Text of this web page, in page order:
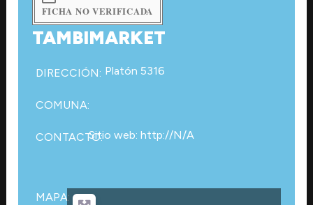
FICHA NO VERIFICADA
TAMBIMARKET
DIRECCIÓN: Platón 5316
COMUNA:
CONTACTO:Sitio web: http://N/A
MAPA: